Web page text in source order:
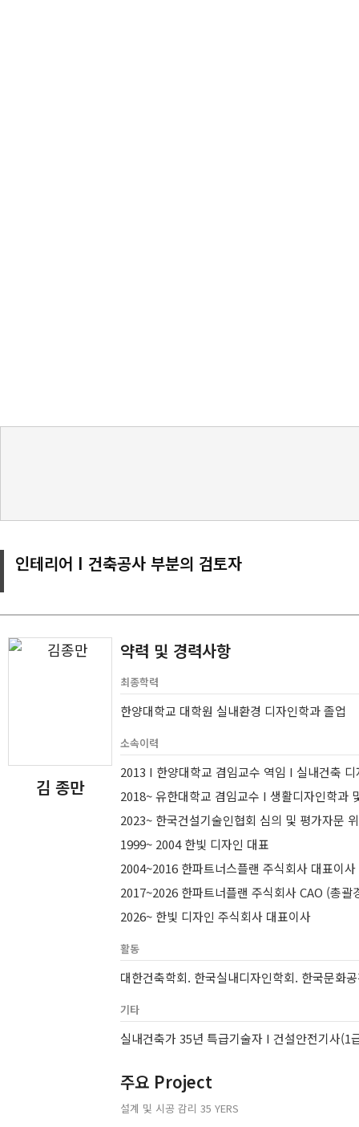
인테리어 I 건축공사 부분의 검토자
김 종만
약력 및 경력사항
최종학력
한양대학교 대학원 실내환경 디자인학과 졸업
소속이력
2013 I 한양대학교 겸임교수 역임 I 실내건축
2018~ 유한대학교 겸임교수 I 생활디자인학과
2023~ 한국건설기술인협회 심의 및 평가자문
1999~ 2004 한빛 디자인 대표
2004~2016 한파트너스플랜 주식회사 대표이사
2017~2026 한파트너플랜 주식회사 CAO (총괄
2026~ 한빛 디자인 주식회사 대표이사
활동
대한건축학회. 한국실내디자인학회. 한국문화
기타
실내건축가 35년 특급기술자 I 건설안전기사(1
주요 Project
설계 및 시공 감리 35 YERS